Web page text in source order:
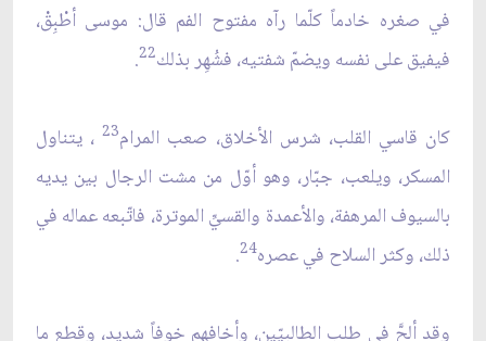
في صغره خادماً كلّما رآه مفتوح الفم قال: موسى أطْبِقْ،
فيفيق على نفسه ويضمّ شفتيه، فشُهِر بذلك22
.
كان قاسي القلب، شرس الأخلاق، صعب المرام23، يتناول
المسكر، ويلعب، جبّار، وهو أوّل من مشت الرجال بين يديه
بالسيوف المرهفة، والأعمدة والقسيِّ الموترة، فاتّبعه عماله في
ذلك، وكثر السلاح في عصره24
.
وقد ألحَّ في طلب الطالبيّين، وأخافهم خوفاً شديد، وقطع ما